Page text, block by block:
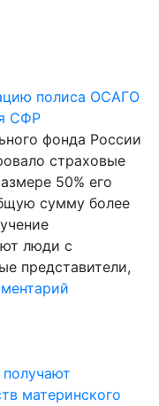
полиса ОСАГО
СФР
фонда России
страховые
50% его
сумму более
люди с
представители,
материнского